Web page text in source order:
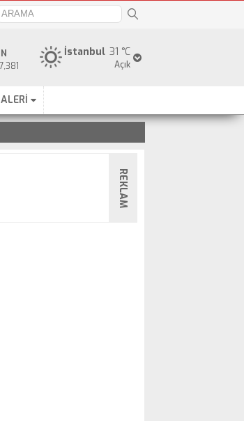
31 °C
İstanbul
Açık
REKLAM